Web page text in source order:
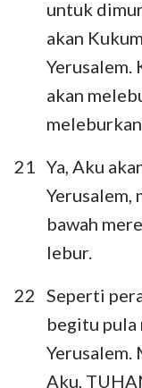
untuk
akan
Yerusalem.
akan
21
Ya, Aku
Yerusalem,
bawah
lebur.
22 Seperti
begitu pula
Yerusalem.
Aku,